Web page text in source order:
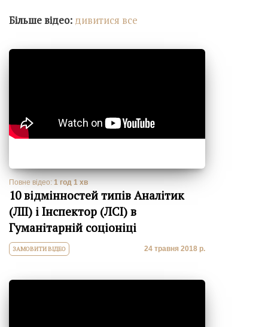
Більше відео: дивитися все
Повне відео: 1 год 1 хв
10 відмінностей типів Аналітик
(ЛІІ) і Інспектор (ЛСІ) в
Гуманітарній соціоніці
ЗАМОВИТИ ВІДЕО 24 травня 2018 р.